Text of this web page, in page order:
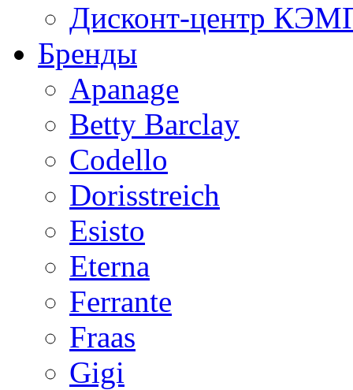
Дисконт-центр
Бренды
Apanage
Betty Barclay
Codello
Dorisstreich
Esisto
Eterna
Ferrante
Fraas
Gigi